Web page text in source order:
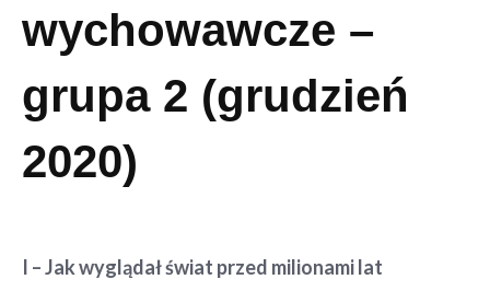
wychowawcze –
grupa 2 (grudzień
2020)
I – Jak wyglądał świat przed milionami lat